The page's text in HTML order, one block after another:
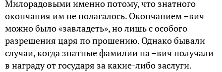
Милорадовыми именно потому, что знатного
окончания им не полагалось. Окончанием –вич
можно было «завладеть», но лишь с особого
разрешения царя по прошению. Однако бывали
случаи, когда знатные фамилии на –вич получали
в награду от государя за какие-либо заслуги.